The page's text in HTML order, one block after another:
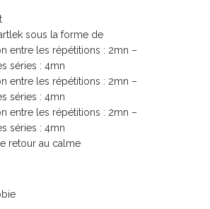
sous la forme de
entre les répétitions : 2mn –
séries : 4mn
entre les répétitions : 2mn –
séries : 4mn
entre les répétitions : 2mn –
séries : 4mn
retour au calme